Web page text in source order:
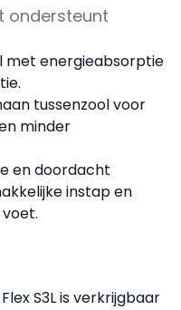
ondersteunt
met energieabsorptie
tussenzool voor
minder
en doordacht
instap en
S3L is verkrijgbaar